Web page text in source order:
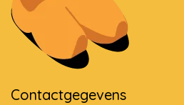
Contactgegevens